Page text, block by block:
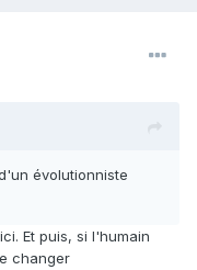
évolutionniste
Et puis, si l'humain
changer